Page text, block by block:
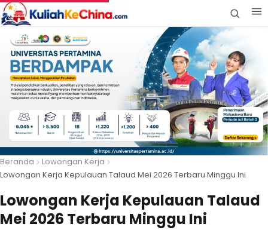
Beranda
Lowongan Kerja
Lowongan Kerja Kepulauan Talaud Mei 2026 Terbaru Minggu Ini
Lowongan Kerja Kepulauan Talaud
Mei 2026 Terbaru Minggu Ini